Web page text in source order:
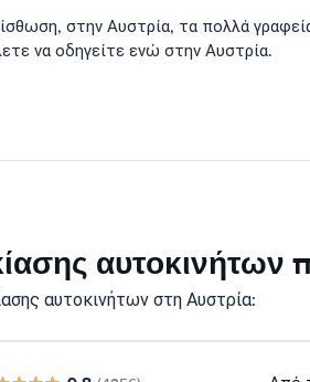
στην Αυστρία, τα πολλά
να οδηγείτε ενώ στην Αυστρία.
αυτοκινήτων στη Αυστρία: